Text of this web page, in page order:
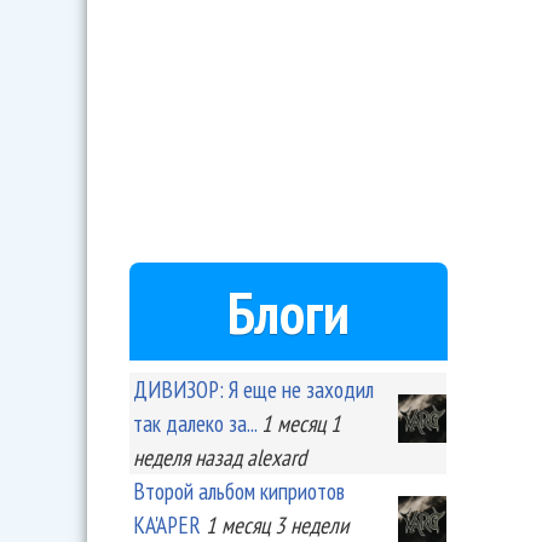
Блоги
ДИВИЗОР: Я еще не заходил
так далеко за... 1 месяц 1
неделяназад alexard
Второй альбом киприотов
KA'APER 1 месяц 3 недели